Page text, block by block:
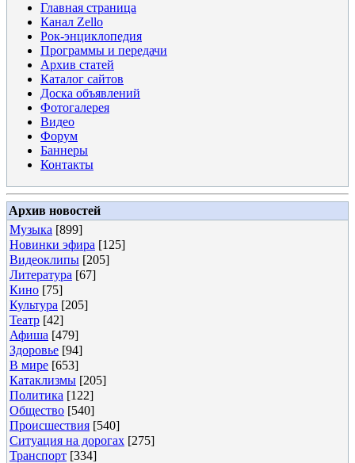
Главная страница
Канал Zello
Рок-энциклопедия
Программы и передачи
Архив статей
Каталог сайтов
Доска объявлений
Фотогалерея
Видео
Форум
Баннеры
Контакты
Архив новостей
Музыка [899]
Новинки эфира [125]
Видеоклипы [205]
Литература [67]
Кино [75]
Культура [205]
Театр [42]
Афиша [479]
Здоровье [94]
В мире [653]
Катаклизмы [205]
Политика [122]
Общество [540]
Происшествия [540]
Ситуация на дорогах [275]
Транспорт [334]